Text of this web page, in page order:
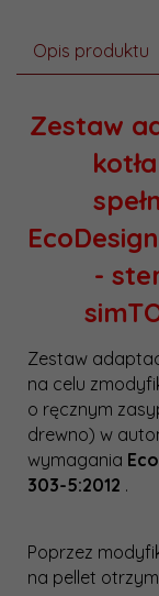
Opis produktu
Zestaw
-
Zestaw
na celu
o ręcznym
drewno) w
wymagania
303-5:2012 .
Poprzez
na pellet